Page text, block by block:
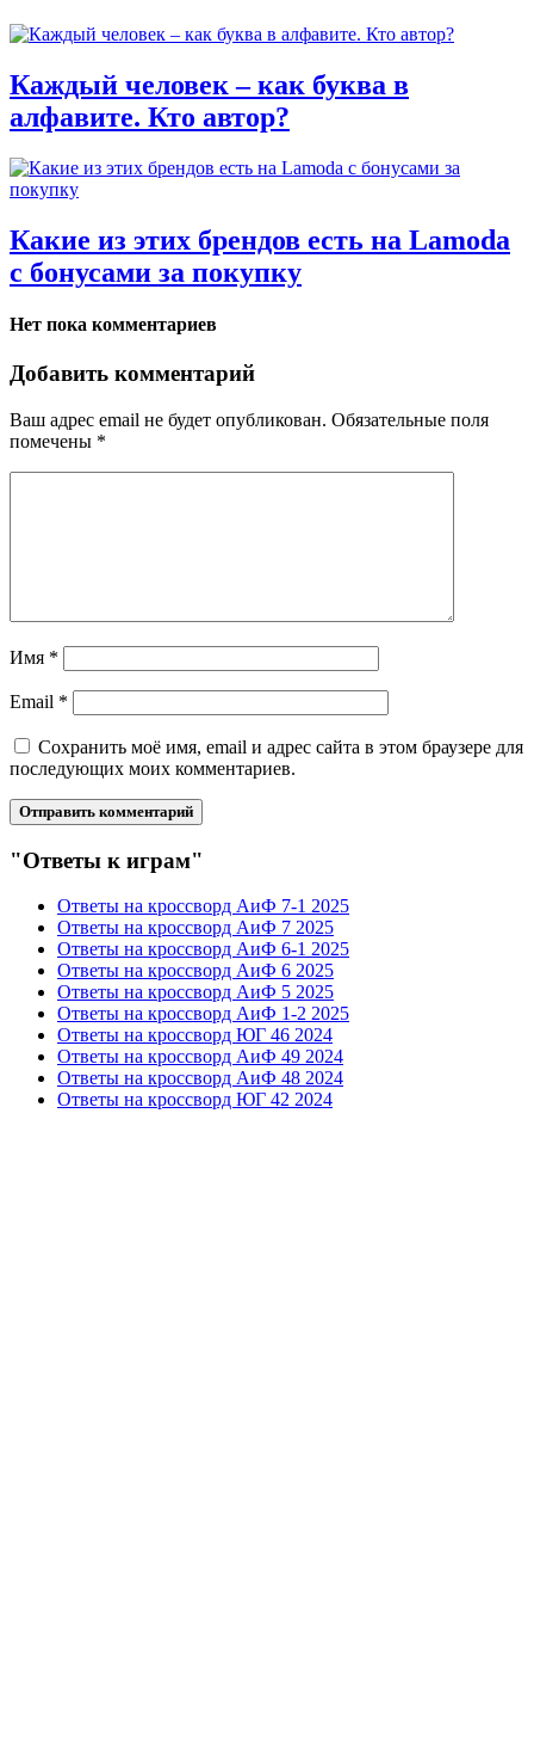
Каждый человек – как буква в
алфавите. Кто автор?
Какие из этих брендов есть на Lamoda
с бонусами за покупку
Нет пока комментариев
Добавить комментарий
Ваш адрес email не будет опубликован. Обязательные поля
помечены *
Имя *
Email *
Сохранить моё имя, email и адрес сайта в этом браузере для
последующих моих комментариев.
"Ответы к играм"
Ответы на кроссворд АиФ 7-1 2025
Ответы на кроссворд АиФ 7 2025
Ответы на кроссворд АиФ 6-1 2025
Ответы на кроссворд АиФ 6 2025
Ответы на кроссворд АиФ 5 2025
Ответы на кроссворд АиФ 1-2 2025
Ответы на кроссворд ЮГ 46 2024
Ответы на кроссворд АиФ 49 2024
Ответы на кроссворд АиФ 48 2024
Ответы на кроссворд ЮГ 42 2024